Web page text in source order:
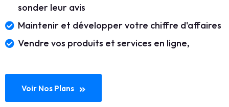
sonder leur avis
Maintenir et développer votre chiffre d'affaires
Vendre vos produits et services en ligne,
Voir Nos Plans